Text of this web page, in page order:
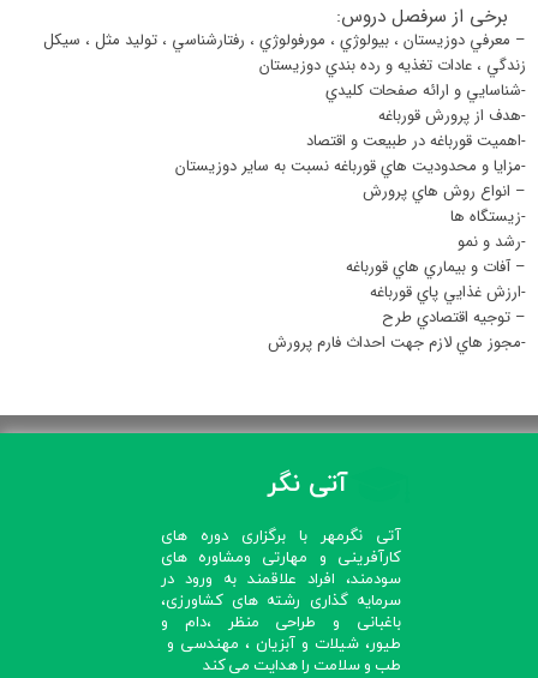
برخی از سرفصل دروس:
– معرفي دوزيستان ، بيولوژي ، مورفولوژي ، رفتارشناسي ، توليد مثل ، سيكل
زندگي ، عادات تغذيه و رده بندي دوزيستان
-شناسايي و ارائه صفحات كليدي
-هدف از پرورش قورباغه
-اهميت قورباغه در طبيعت و اقتصاد
-مزايا و محدوديت هاي قورباغه نسبت به ساير دوزيستان
– انواع روش هاي پرورش
-زيستگاه ها
-رشد و نمو
– آفات و بيماري هاي قورباغه
-ارزش غذايي پاي قورباغه
– توجيه اقتصادي طرح
-مجوز هاي لازم جهت احداث فارم پرورش
آتی نگر
آتی نگرمهر با برگزاری دوره های
کارآفرینی و مهارتی ومشاوره های
سودمند، افراد علاقمند به ورود در
سرمایه گذاری رشته های کشاورزی،
باغبانی و طراحی منظر ،دام و
طیور، شیلات و آبزیان ، مهندسی و
طب و سلامت را هدایت می کند​​​​​​​